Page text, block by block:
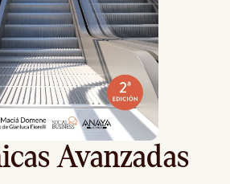
Avanzadas